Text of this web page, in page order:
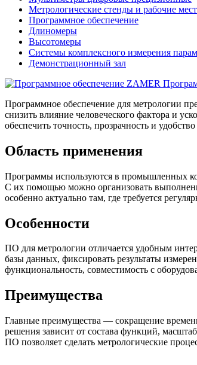
Метрологические стенды и рабочие
Программное обеспечение
Длиномеры
Высотомеры
Системы комплексного измерения
Демонстрационный зал
Программное обеспечение для метрологии
снизить влияние человеческого фактора и
обеспечить точность, прозрачность и
Область применения
Программы используются в промышленных
С их помощью можно организовать
особенно актуально там, где требуется
Особенности
ПО для метрологии отличается удобным
базы данных, фиксировать результаты
функциональность, совместимость с
Преимущества
Главные преимущества — сокращение
решения зависит от состава функций,
ПО позволяет сделать метрологические